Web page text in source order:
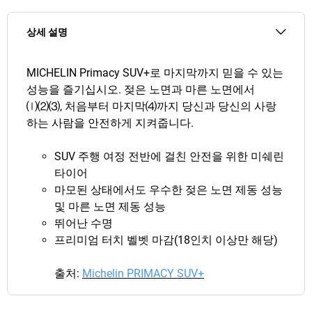
상세 설명
MICHELIN Primacy SUV+로 마지막까지 믿을 수 있는
성능을 즐기십시오. 젖은 노면과 마른 노면에서
⒧⑵⑶, 처음부터 마지막⑷까지 당신과 당신의 사랑
하는 사람을 안전하게 지켜줍니다.
SUV 주행 여정 전반에 걸친 안전을 위한 미쉐린
타이어
마모된 상태에서도 우수한 젖은 노면 제동 성능
및 마른 노면 제동 성능
뛰어난 수명
프리미엄 터치 벨벳 마감(18인치 이상만 해당)
출처: Michelin PRIMACY SUV+